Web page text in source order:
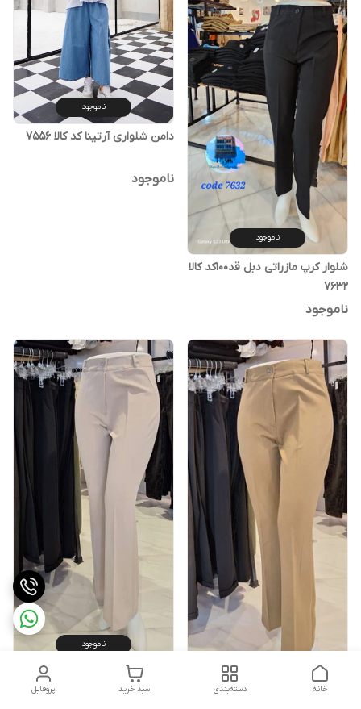
ناموجود
شلوار کرپ مازراتی دبل قد۱۰۰کد کالا
۷۶۳۲
ناموجود
ناموجود
دامن شلواری آرتینا کد کالا ۷۵۵۶
ناموجود
ناموجود
شلوار فاستونی مات دمپا کد کالا
۷۰۳۵
پروفایل سبد خرید دسته‌بندی خانه